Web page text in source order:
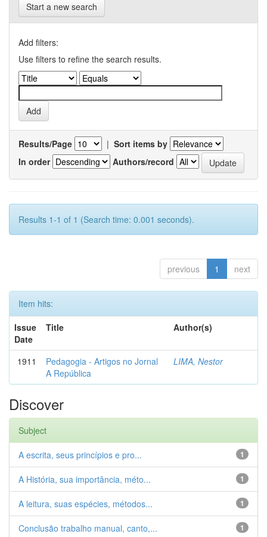
Start a new search
Add filters:
Use filters to refine the search results.
Results/Page | Sort items by
In order
Authors/record
Results 1-1 of 1 (Search time: 0.001 seconds).
previous 1 next
Item hits:
Issue
Date
Title Author(s)
1911
Pedagogia - Artigos no Jornal
A República
LIMA, Nestor
Discover
Subject
1
A escrita, seus princípios e pro...
1
A História, sua importância, méto...
1
A leitura, suas espécies, métodos...
1
Conclusão trabalho manual, canto,...